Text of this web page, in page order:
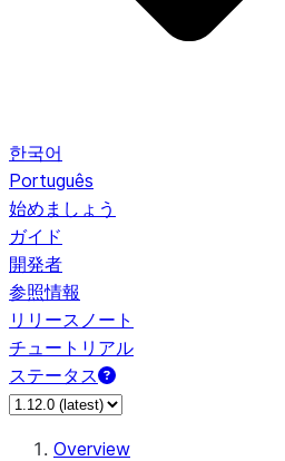
한국어
Português
始めましょう
ガイド
開発者
参照情報
リリースノート
チュートリアル
ステータス
Overview